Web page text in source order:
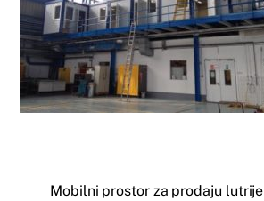
Mobilni prostor za prodaju lutrije